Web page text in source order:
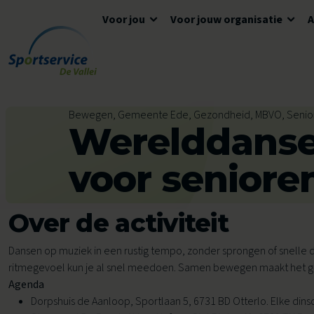
Ga naar de inhoud
Voor jou
Openingstijden
Tickets en reserveren
Tarieven
Ons aanbod voor jou
Zwemles
Voor kinderen
Voor jouw organisatie
Lokaal Sportakkoord
Meedoen
Voor scholen
Avond4Daagse
Algemene voorwaarden
Tarieven
Veelgestelde vragen
Bewegen, Gemeente Ede, Gezondheid, MBVO,
voor
Over de activiteit
Dansen op muziek in een rustig tempo, zonder sprongen of snelle
ritmegevoel kun je al snel meedoen. Samen bewegen maakt het
Agenda
Dorpshuis de Aanloop, Sportlaan 5, 6731 BD Otterlo. Elke